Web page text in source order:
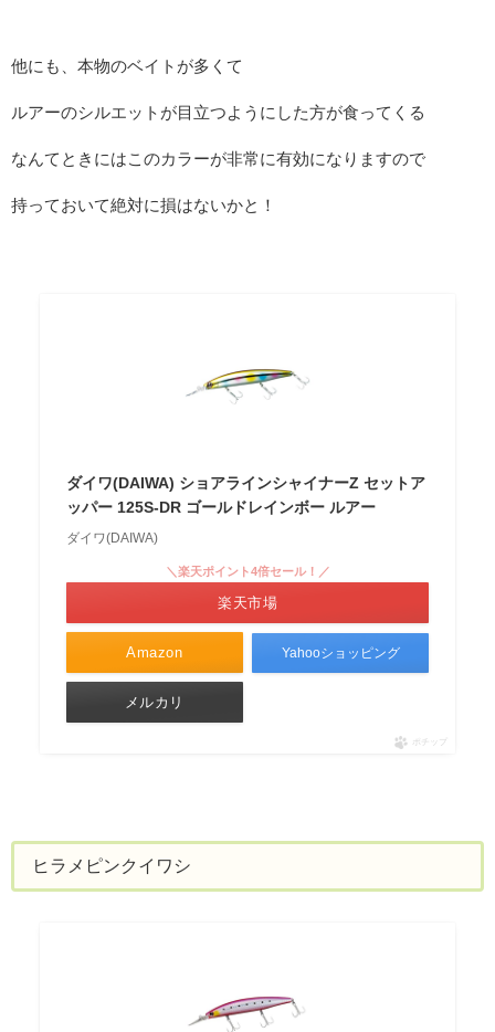
他にも、本物のベイトが多くて
ルアーのシルエットが目立つようにした方が食ってくる
なんてときにはこのカラーが非常に有効になりますので
持っておいて絶対に損はないかと！
ダイワ(DAIWA) ショアラインシャイナーZ セットア
ッパー 125S-DR ゴールドレインボー ルアー
ダイワ(DAIWA)
Amazon
＼楽天ポイント4倍セール！／
楽天市場
Yahooショッピング
メルカリ
ポチップ
ヒラメピンクイワシ